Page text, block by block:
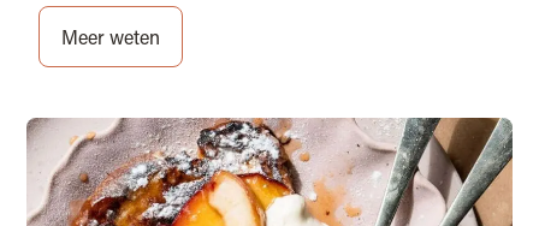
Meer weten